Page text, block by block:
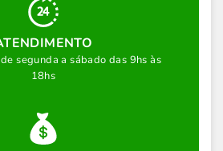
segunda a sábado das 9hs às
18hs